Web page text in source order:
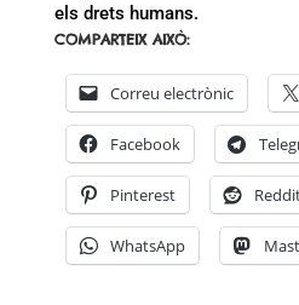
els drets humans.
COMPARTEIX AIXÒ:
Correu electrònic
Facebook
Pinterest
WhatsApp